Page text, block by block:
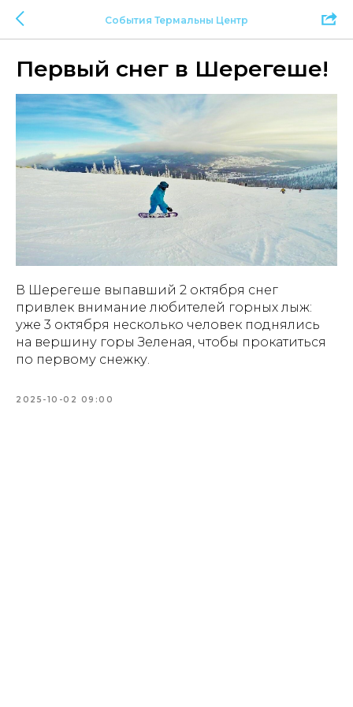
События Термальны Центр
Первый снег в Шерегеше!
В Шерегеше выпавший 2 октября снег
привлек внимание любителей горных лыж:
уже 3 октября несколько человек поднялись
на вершину горы Зеленая, чтобы прокатиться
по первому снежку.
2025-10-02 09:00